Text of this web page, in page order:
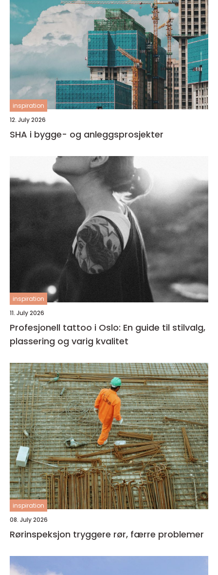
inspiration
12. July 2026
SHA i bygge- og anleggsprosjekter
inspiration
11. July 2026
Profesjonell tattoo i Oslo: En guide til stilvalg,
plassering og varig kvalitet
inspiration
08. July 2026
Rørinspeksjon tryggere rør, færre problemer